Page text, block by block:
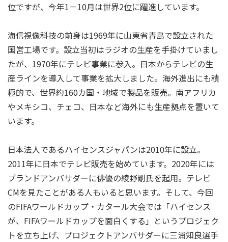
位ですが、今年1－10月は世界2位に躍進しています。
海信視像科技の前身は1969年に山東省青島で設立された
国営工場です。設立当初はラジオの生産を手掛けていまし
たが、1970年にテレビ事業に参入。日本からテレビの生
産ラインを導入して事業を拡大しました。海外進出にも積
極的で、世界約160カ国・地域で製品を販売。南アフリカ
やメキシコ、チェコ、日本など海外にも生産拠点を置いて
います。
日本法人であるハイセンスジャパンは2010年に設立。
2011年に日本でテレビ販売を始めています。2020年には
ブランドアンバサダーに俳優の綾野剛氏を起用。テレビ
CMを見たことがある人もいると思います。そして、今回
のFIFAワールドカップ・カタール大会では「ハイセンス
が、FIFAワールドカップを面白くする」というプロジェク
トを立ち上げ、プロジェクトアンバサダーに三浦知良選手